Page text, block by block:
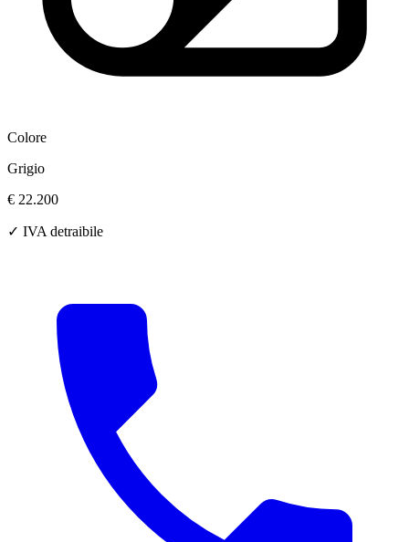
Colore
Grigio
€ 22.200
✓ IVA detraibile